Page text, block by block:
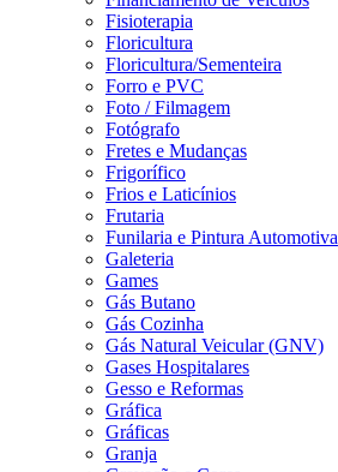
Fisioterapia
Floricultura
Floricultura/Sementeira
Forro e PVC
Foto / Filmagem
Fotógrafo
Fretes e Mudanças
Frigorífico
Frios e Laticínios
Frutaria
Funilaria e Pintura Automotiva
Galeteria
Games
Gás Butano
Gás Cozinha
Gás Natural Veicular (GNV)
Gases Hospitalares
Gesso e Reformas
Gráfica
Gráficas
Granja